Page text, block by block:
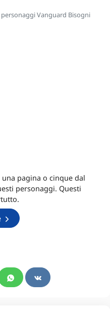
Vanguard Bisogni
pagina o cinque dal
personaggi. Questi